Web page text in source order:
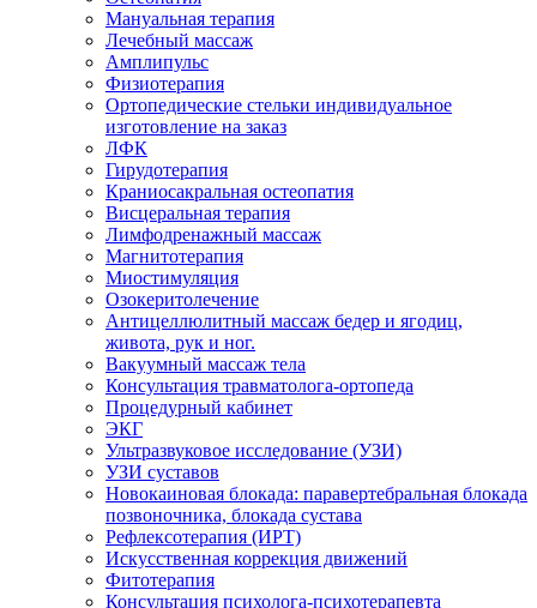
Мануальная терапия
Лечебный массаж
Амплипульс
Физиотерапия
Ортопедические стельки индивидуальное
изготовление на заказ
ЛФК
Гирудотерапия
Краниосакральная остеопатия
Висцеральная терапия
Лимфодренажный массаж
Магнитотерапия
Миостимуляция
Озокеритолечение
Антицеллюлитный массаж бедер и ягодиц,
живота, рук и ног.
Вакуумный массаж тела
Консультация травматолога-ортопеда
Процедурный кабинет
ЭКГ
Ультразвуковое исследование (УЗИ)
УЗИ суставов
Новокаиновая блокада: паравертебральная блокада
позвоночника, блокада сустава
Рефлексотерапия (ИРТ)
Искусственная коррекция движений
Фитотерапия
Консультация психолога-психотерапевта